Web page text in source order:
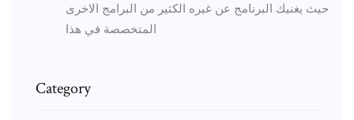
حيث يغنيك البرنامج عن غيره الكثير من البرامج الاخرى
المتخصصة في هذا
Category